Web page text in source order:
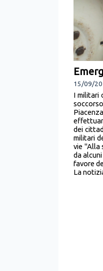
15/09/
I militari
dei
militari
vie "Alla
da
favore
La